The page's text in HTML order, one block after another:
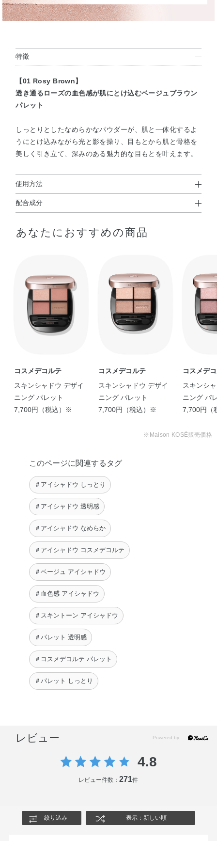
特徴
【01 Rosy Brown】
透き通るローズの血色感が肌にとけ込むベージュブラウン
パレット
しっとりとしたなめらかなパウダーが、肌と一体化するよ
うにとけ込みながら光と影を操り、目もとから肌と骨格を
美しく引き立て、深みのある魅力的な目もとを叶えます。
使用方法
使用方法
配合成分
リデシル・ジメチコン・セルロース・ホウケイ酸（Ca／
オイ花／葉／茎エキス・ダマスクバラ花エキス・ツバキ種
子油・トコフェロール・プロリン・マツリカ花エキス・レ
モン果実エキス・BG・（HDI／トリメチロールヘキシルラ
クトン）クロスポリマー・（ジメチコン／ビニルトリメチ
ルシロキシケイ酸）クロスポリマー・（ビニルジメチコン
ルミナ・イソドデカン・エタノール・キサンタンガム・シ
ル酸／カプリン酸）グリセリル・トリイソステアリン酸イ
アルキル（C12－15）・酸化スズ・水・水酸化Al・水添ポ
リ（C6－20オレフィン）・水添レシチン・クロルフェネシ
ン・フェノキシエタノール・香料・オキシ塩化ビスマス・
グンジョウ・コンジョウ・マイカ・酸化チタン・酸化亜
鉛・酸化鉄
あなたにおすすめの商品
コスメデコルテ
スキンシャドウ デザイ
ニング パレット
7,700円（税込）※
コスメデコルテ
スキンシャドウ デザイ
ニング パレット
7,700円（税込）※
コスメデ
スキンシ
ニング パ
7,700円（
※Maison KOSÉ販売価格
このページに関連するタグ
＃アイシャドウ しっとり
＃アイシャドウ 透明感
＃アイシャドウ なめらか
＃アイシャドウ コスメデコルテ
＃ベージュ アイシャドウ
＃血色感 アイシャドウ
＃スキントーン アイシャドウ
＃パレット 透明感
＃コスメデコルテ パレット
＃パレット しっとり
レビュー
4.8
レビュー件数：271件
絞り込み 表示：新しい順